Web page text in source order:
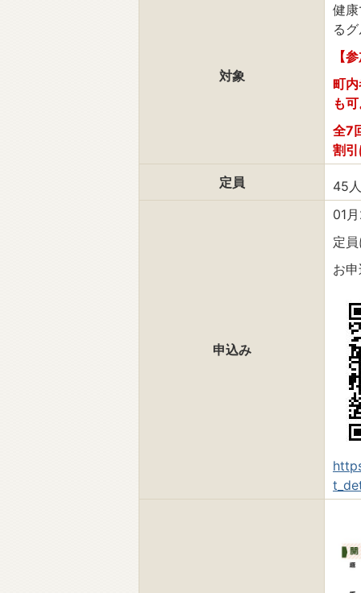
対象
健
る
【
町
も
全7
割
定員
45
申込み
01
定
お